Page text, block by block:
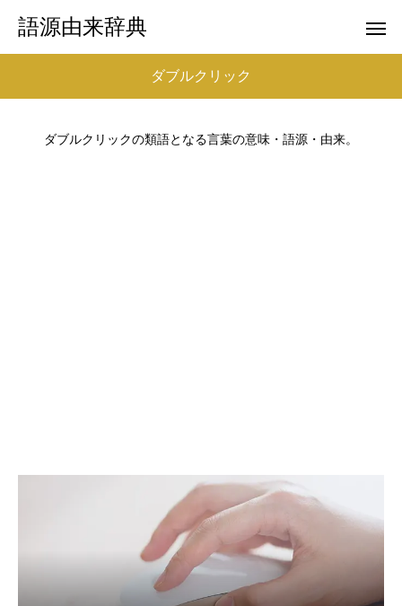
語源由来辞典
ダブルクリック
ダブルクリックの類語となる言葉の意味・語源・由来。